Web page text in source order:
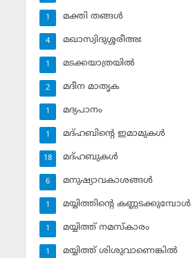
മക്തി തങ്ങള്‍
1
മഖാസ്വിദുശ്ശരീഅഃ
4
മടക്കയാത്രയില്‍
1
മദീന മാതൃക
2
മദ്യപാനം
1
മദ്ഹബിന്റെ ഇമാമുകള്‍
1
മദ്ഹബുകള്‍
18
മനുഷ്യാവകാശങ്ങള്‍
6
മയ്യിത്തിന്റെ കണ്ണടക്കുമ്പോള്‍
1
മയ്യിത്ത് നമസ്‌കാരം
1
മയ്യിത്ത് ശിശുവാണെങ്കില്‍
1